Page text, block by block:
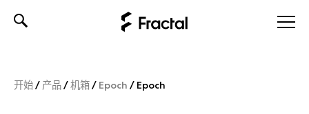
开始/ 产品/机箱/ Epoch / Epoch